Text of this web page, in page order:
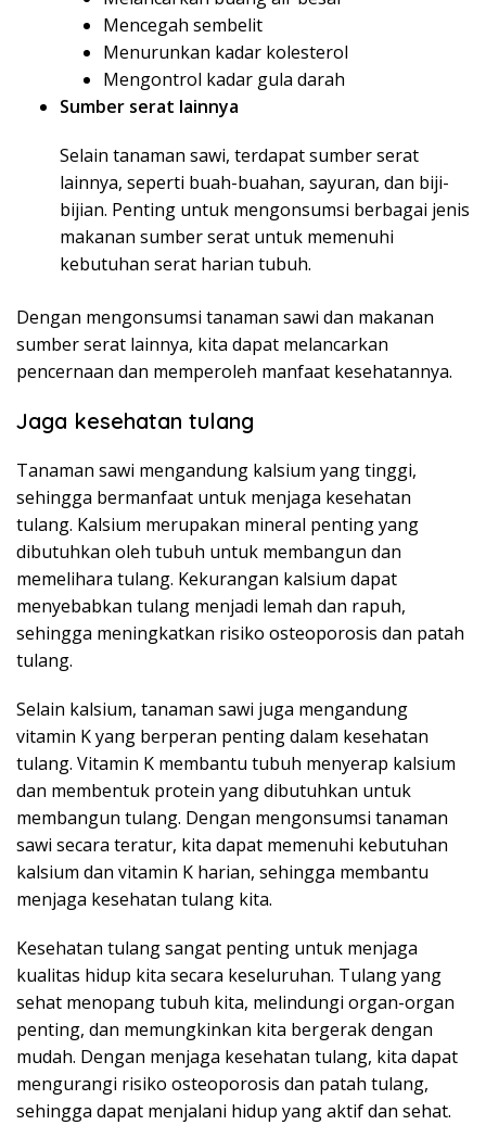
Mencegah sembelit
Menurunkan kadar kolesterol
Mengontrol kadar gula darah
Sumber serat lainnya
Selain tanaman sawi, terdapat sumber serat
lainnya, seperti buah-buahan, sayuran, dan biji-
bijian. Penting untuk mengonsumsi berbagai jenis
makanan sumber serat untuk memenuhi
kebutuhan serat harian tubuh.
Dengan mengonsumsi tanaman sawi dan makanan
sumber serat lainnya, kita dapat melancarkan
pencernaan dan memperoleh manfaat kesehatannya.
Jaga kesehatan tulang
Tanaman sawi mengandung kalsium yang tinggi,
sehingga bermanfaat untuk menjaga kesehatan
tulang. Kalsium merupakan mineral penting yang
dibutuhkan oleh tubuh untuk membangun dan
memelihara tulang. Kekurangan kalsium dapat
menyebabkan tulang menjadi lemah dan rapuh,
sehingga meningkatkan risiko osteoporosis dan patah
tulang.
Selain kalsium, tanaman sawi juga mengandung
vitamin K yang berperan penting dalam kesehatan
tulang. Vitamin K membantu tubuh menyerap kalsium
dan membentuk protein yang dibutuhkan untuk
membangun tulang. Dengan mengonsumsi tanaman
sawi secara teratur, kita dapat memenuhi kebutuhan
kalsium dan vitamin K harian, sehingga membantu
menjaga kesehatan tulang kita.
Kesehatan tulang sangat penting untuk menjaga
kualitas hidup kita secara keseluruhan. Tulang yang
sehat menopang tubuh kita, melindungi organ-organ
penting, dan memungkinkan kita bergerak dengan
mudah. Dengan menjaga kesehatan tulang, kita dapat
mengurangi risiko osteoporosis dan patah tulang,
sehingga dapat menjalani hidup yang aktif dan sehat.